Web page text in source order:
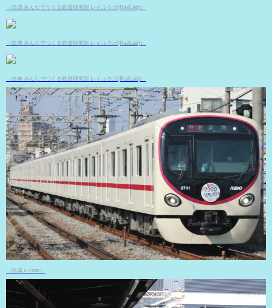
（出典 みんなでつくる鉄道研究所 レイルラボ(RailLab)）
（出典 みんなでつくる鉄道研究所 レイルラボ(RailLab)）
（出典 みんなでつくる鉄道研究所 レイルラボ(RailLab)）
（出典 x.com）